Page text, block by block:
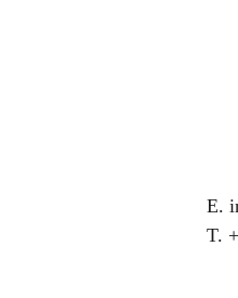
E.
T.